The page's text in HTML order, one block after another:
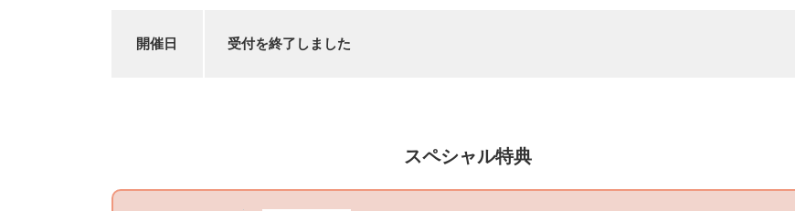
開催日 受付を終了しました
スペシャル特典